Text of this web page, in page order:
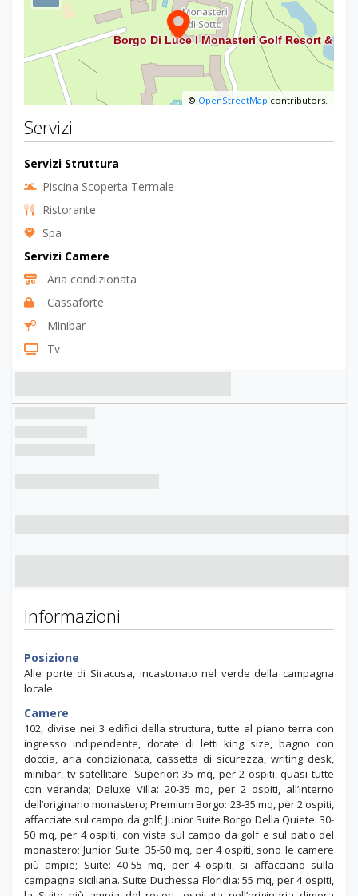
© OpenStreetMap contributors.
Servizi
Servizi Struttura
Piscina Scoperta Termale
Ristorante
Spa
Servizi Camere
Aria condizionata
Cassaforte
Minibar
Tv
Informazioni
Posizione
Alle porte di Siracusa, incastonato nel verde della campagna
locale.
Camere
102, divise nei 3 edifici della struttura, tutte al piano terra con
ingresso indipendente, dotate di letti king size, bagno con
doccia, aria condizionata, cassetta di sicurezza, writing desk,
minibar, tv satellitare. Superior: 35 mq, per 2 ospiti, quasi tutte
con veranda; Deluxe Villa: 20-35 mq, per 2 ospiti, all’interno
dell’originario monastero; Premium Borgo: 23-35 mq, per 2 ospiti,
affacciate sul campo da golf; Junior Suite Borgo Della Quiete: 30-
50 mq, per 4 ospiti, con vista sul campo da golf e sul patio del
monastero; Junior Suite: 35-50 mq, per 4 ospiti, sono le camere
più ampie; Suite: 40-55 mq, per 4 ospiti, si affacciano sulla
campagna siciliana. Suite Duchessa Floridia: 55 mq, per 4 ospiti,